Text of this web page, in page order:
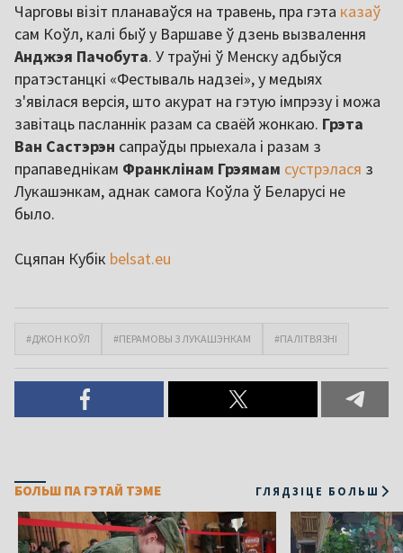
Чарговы візіт планаваўся на травень, пра гэта казаў
сам Коўл, калі быў у Варшаве ў дзень вызвалення
Анджэя Пачобута. У траўні ў Менску адбыўся
пратэстанцкі «Фестываль надзеі», у медыях
з'явілася версія, што акурат на гэтую імпрэзу і можа
завітаць пасланнік разам са сваёй жонкаю. Грэта
Ван Састэрэн сапраўды прыехала і разам з
прапаведнікам Франклінам Грэямам сустрэлася з
Лукашэнкам, аднак самога Коўла ў Беларусі не
было.
Сцяпан Кубік belsat.eu
#ДЖОН КОЎЛ #ПЕРАМОВЫ З ЛУКАШЭНКАМ #ПАЛІТВЯЗНІ
БОЛЬШ ПА ГЭТАЙ ТЭМЕ ГЛЯДЗІЦЕ БОЛЬШ